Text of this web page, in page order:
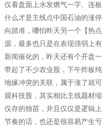
仅看盘面上水发燃气一字、连
什么才是主线点中国石油的涨
向踏准，哪怕昨天另一个【热
源，最多也只是在表现强弱上
新闻催化的，昨天还有个开盘
带起了不少农业股，下午炸板
地缘冲突的关联，属于涨了就
观科技股，其实相比主线题材
仅存的独苗，并且仅仅是逻辑
节奏的话，也还是很容易产生亏